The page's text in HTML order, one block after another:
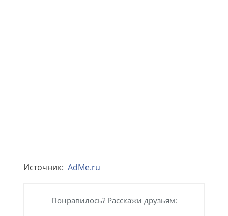
Источник: AdMe.ru
Понравилось? Расскажи друзьям: